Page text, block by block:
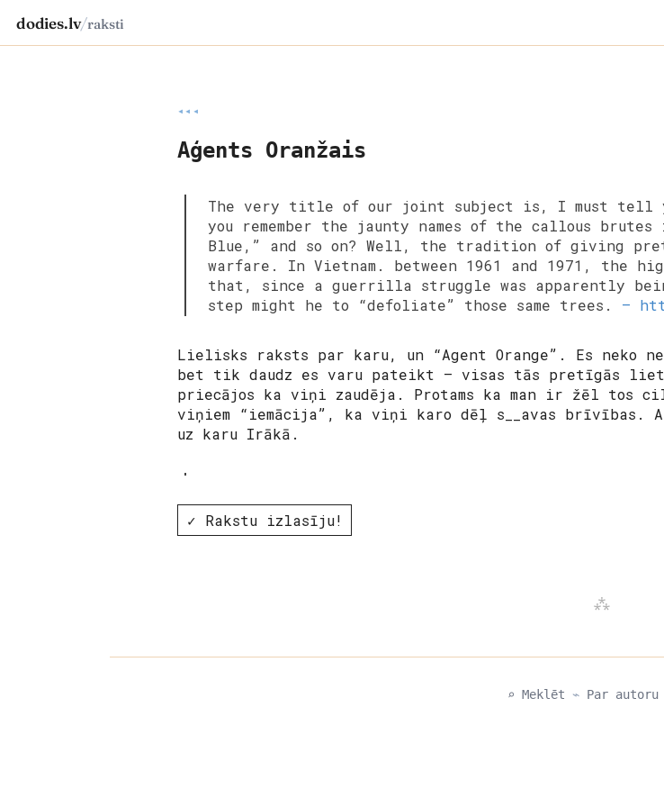
dodies.lv/raksti
◂◂◂
Aģents Oranžais
The very title of our joint subject is, I must tell
you remember the jaunty names of the callous
Blue,” and so on? Well, the tradition of giving
warfare. In Vietnam. between 1961 and 1971, the
that, since a guerrilla struggle was apparently
step might he to “defoliate” those same trees. —
Lielisks raksts par karu, un “Agent Orange”. Es neko
bet tik daudz es varu pateikt – visas tās pretīgās
priecājos ka viņi zaudēja. Protams ka man ir žēl tos
viņiem “iemācija”, ka viņi karo dēļ s__avas brīvības .
uz karu Irākā.
✓ Rakstu izlasīju!
⌕ Meklēt ⌁ Par autoru